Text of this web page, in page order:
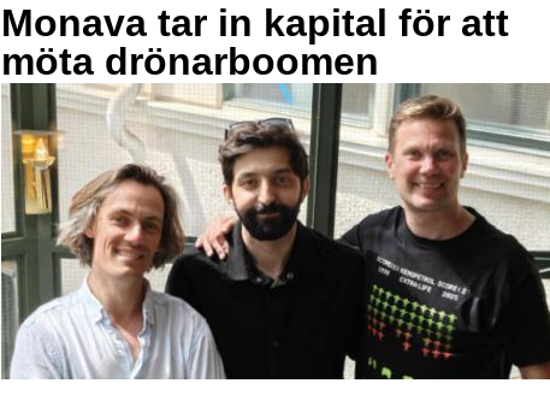
Monava tar in kapital för att
möta drönarboomen